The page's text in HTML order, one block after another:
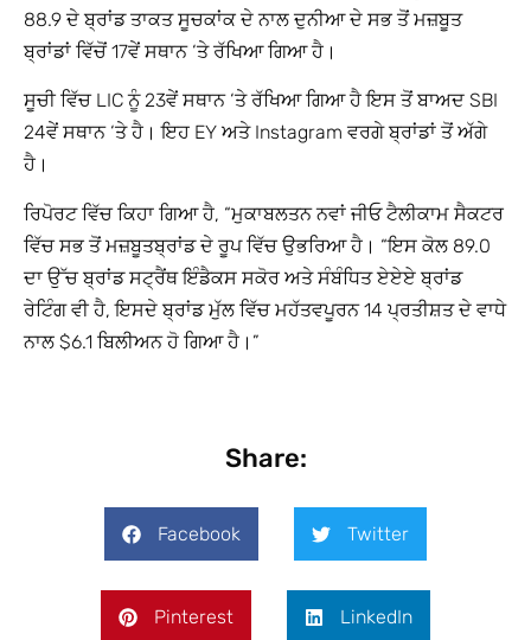
88.9 ਦੇ ਬ੍ਰਾਂਡ ਤਾਕਤ ਸੂਚਕਾਂਕ ਦੇ ਨਾਲ ਦੁਨੀਆ ਦੇ ਸਭ ਤੋਂ ਮਜ਼ਬੂਤ
ਬ੍ਰਾਂਡਾਂ ਵਿੱਚੋਂ 17ਵੇਂ ਸਥਾਨ ‘ਤੇ ਰੱਖਿਆ ਗਿਆ ਹੈ।
ਸੂਚੀ ਵਿੱਚ LIC ਨੂੰ 23ਵੇਂ ਸਥਾਨ ‘ਤੇ ਰੱਖਿਆ ਗਿਆ ਹੈ ਇਸ ਤੋਂ ਬਾਅਦ SBI
24ਵੇਂ ਸਥਾਨ ‘ਤੇ ਹੈ। ਇਹ EY ਅਤੇ Instagram ਵਰਗੇ ਬ੍ਰਾਂਡਾਂ ਤੋਂ ਅੱਗੇ
ਹੈ।
ਰਿਪੋਰਟ ਵਿੱਚ ਕਿਹਾ ਗਿਆ ਹੈ, “ਮੁਕਾਬਲਤਨ ਨਵਾਂ ਜੀਓ ਟੈਲੀਕਾਮ ਸੈਕਟਰ
ਵਿੱਚ ਸਭ ਤੋਂ ਮਜ਼ਬੂਤ​ਬ੍ਰਾਂਡ ਦੇ ਰੂਪ ਵਿੱਚ ਉਭਰਿਆ ਹੈ। “ਇਸ ਕੋਲ 89.0
ਦਾ ਉੱਚ ਬ੍ਰਾਂਡ ਸਟ੍ਰੈਂਥ ਇੰਡੈਕਸ ਸਕੋਰ ਅਤੇ ਸੰਬੰਧਿਤ ਏਏਏ ਬ੍ਰਾਂਡ
ਰੇਟਿੰਗ ਵੀ ਹੈ, ਇਸਦੇ ਬ੍ਰਾਂਡ ਮੁੱਲ ਵਿੱਚ ਮਹੱਤਵਪੂਰਨ 14 ਪ੍ਰਤੀਸ਼ਤ ਦੇ ਵਾਧੇ
ਨਾਲ $6.1 ਬਿਲੀਅਨ ਹੋ ਗਿਆ ਹੈ।”
Share:
Facebook Twitter
Pinterest LinkedIn